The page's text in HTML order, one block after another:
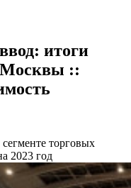
итоги
Москвы ::
торговых
2023 год